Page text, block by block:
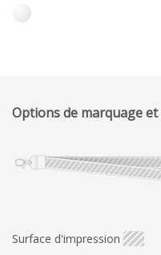
Options de marquage
Surface d'impression